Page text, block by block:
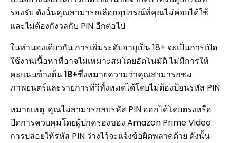
รองรับ ดังนั้นคุณสามารถเลือกอุปกรณ์ที่คุณไม่ค่อยได้ใช้
และไม่ต้องกังวลกับ PIN อีกต่อไป
ในทำนองเดียวกัน การเพิ่มระดับอายุเป็น 18+ จะเป็นการเปิด
ใช้งานเนื้อหาที่อาจไม่เหมาะสมโดยอัตโนมัติ ไม่มีการให้
คะแนนข้างต้น18+ซึ่งหมายความว่าคุณสามารถชม
ภาพยนตร์และรายการทีวีทั้งหมดได้โดยไม่ต้องป้อนรหัส PIN
หมายเหตุ: คุณไม่สามารถลบรหัส PIN ออกได้โดยตรงหรือ
ปิดการควบคุมโดยผู้ปกครองของ Amazon Prime Video
การปล่อยให้รหัส PIN ว่างไว้จะแจ้งข้อผิดพลาดด้วย ดังนั้น